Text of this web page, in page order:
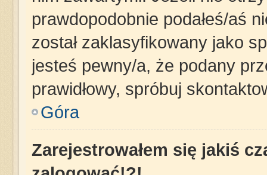
prawdopodobnie podałeś/aś
został zaklasyfikowany jako
jesteś pewny/a, że podany
prawidłowy, spróbuj
Góra
Zarejestrowałem się jakiś